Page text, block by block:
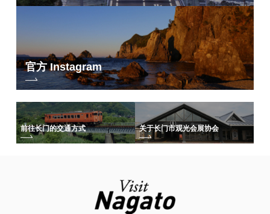
官方 Instagram
前往长门的交通方式 关于长门市观光会展协会